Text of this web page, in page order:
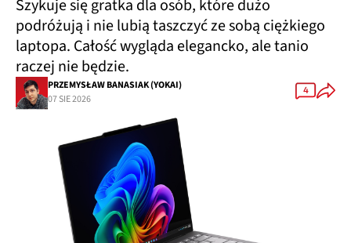
podróżują i nie lubią taszczyć ze sobą ciężkiego
laptopa. Całość wygląda elegancko, ale tanio
raczej nie będzie.
PRZEMYSŁAW BANASIAK (YOKAI)
07 SIE 2026
4